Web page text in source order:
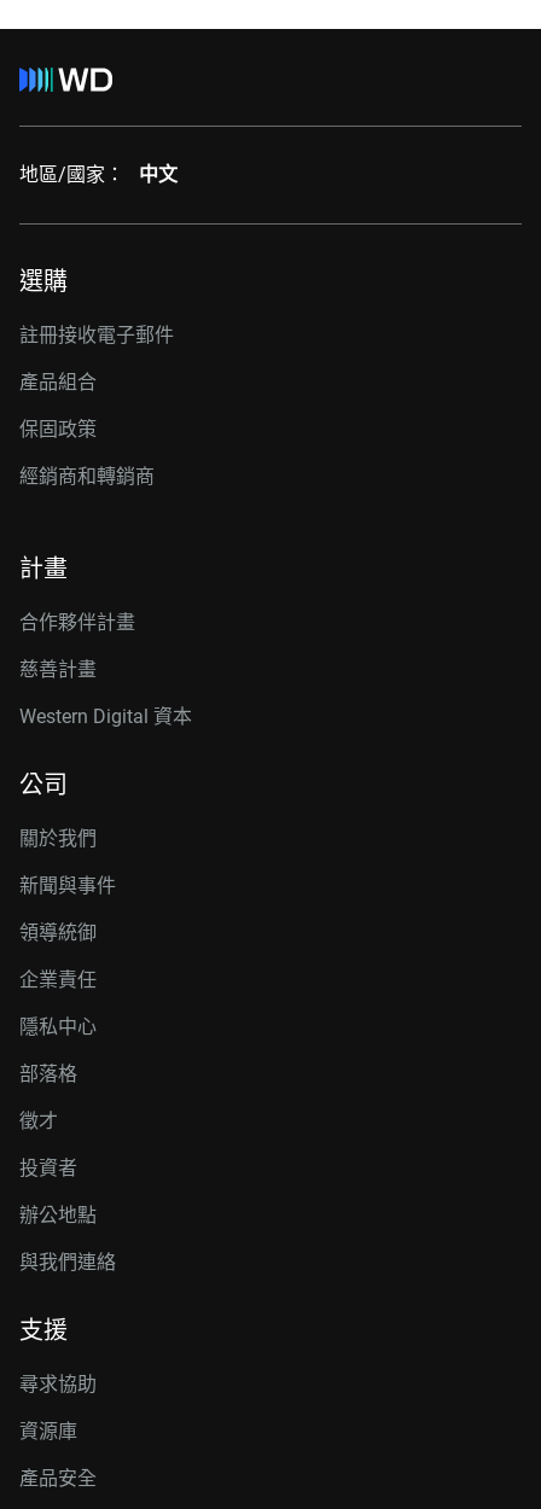
地區/國家： 中文
選購
註冊接收電子郵件
產品組合
保固政策
經銷商和轉銷商
計畫
合作夥伴計畫
慈善計畫
Western Digital 資本
公司
關於我們
新聞與事件
領導統御
企業責任
隱私中心
部落格
徵才
投資者
辦公地點
與我們連絡
支援
尋求協助
資源庫
產品安全